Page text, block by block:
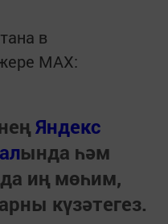
в
MАХ:
Яндекс
ында һәм
иң мөһим,
күзәтегез.